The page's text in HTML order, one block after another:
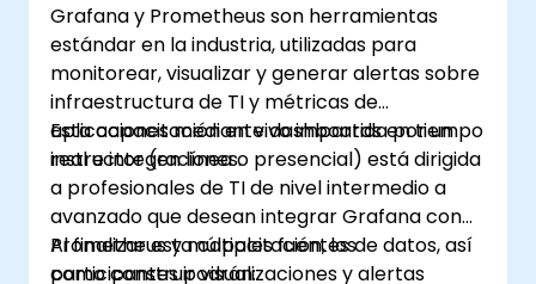
Grafana y Prometheus son herramientas
estándar en la industria, utilizadas para
monitorear, visualizar y generar alertas sobre
infraestructura de TI y métricas de
aplicaciones mediante dashboards en tiempo
real e integraciones.
Esta capacitación en vivo impartida por un
instructor (en línea o presencial) está dirigida
a profesionales de TI de nivel intermedio a
avanzado que desean integrar Grafana con
Prometheus y múltiples fuentes de datos, así
como construir visualizaciones y alertas
Al finalizar esta capacitación, los
participantes podrán: